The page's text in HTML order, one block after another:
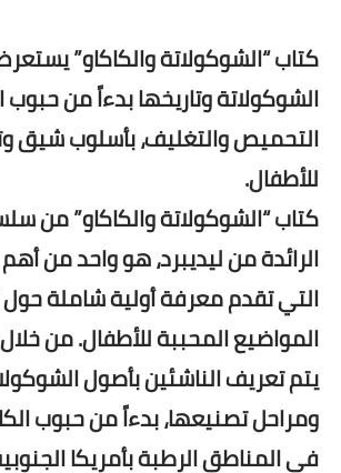
كتاب “الشوكولاتة والكاكاو”
الشوكولاتة وتاريخها بدءاً من حبوب
التحميص والتغليف، بأسلوب شيق
للأطفال.
كتاب “الشوكولاتة والكاكاو” من
الرائدة من ليديبرد، هو واحد من
التي تقدم معرفة أولية شاملة حول
المواضيع المحببة للأطفال. من
يتم تعريف الناشئين بأصول
ومراحل تصنيعها، بدءاً من حبوب
في المناطق الرطبة بأمريكا